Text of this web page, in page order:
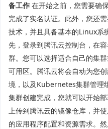
备工作 在开始之前，您需要确
完成了实名认证。此外，您还
技术，并且具备基本的Linux系
先，登录到腾讯云控制台，在
群。您可以选择适合自己的集
可用区。腾讯云将会自动为您
境，以及Kubernetes集群管理
集群创建完成，您就可以开始
上传到腾讯云的镜像仓库，并
的应用程序配置和资源需求。